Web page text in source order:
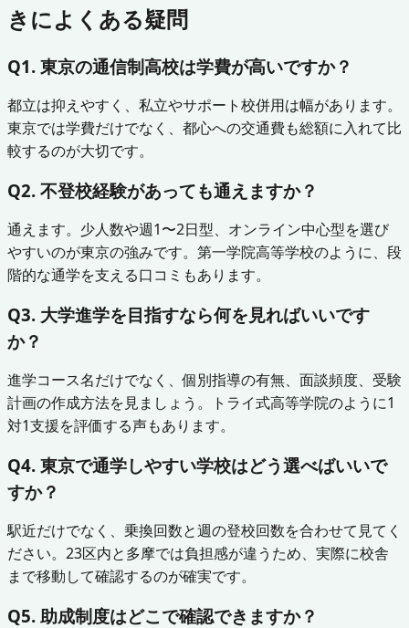
きによくある疑問
Q1. 東京の通信制高校は学費が高いですか？
都立は抑えやすく、私立やサポート校併用は幅があります。
東京では学費だけでなく、都心への交通費も総額に入れて比
較するのが大切です。
Q2. 不登校経験があっても通えますか？
通えます。少人数や週1〜2日型、オンライン中心型を選び
やすいのが東京の強みです。第一学院高等学校のように、段
階的な通学を支える口コミもあります。
Q3. 大学進学を目指すなら何を見ればいいです
か？
進学コース名だけでなく、個別指導の有無、面談頻度、受験
計画の作成方法を見ましょう。トライ式高等学院のように1
対1支援を評価する声もあります。
Q4. 東京で通学しやすい学校はどう選べばいいで
すか？
駅近だけでなく、乗換回数と週の登校回数を合わせて見てく
ださい。23区内と多摩では負担感が違うため、実際に校舎
まで移動して確認するのが確実です。
Q5. 助成制度はどこで確認できますか？